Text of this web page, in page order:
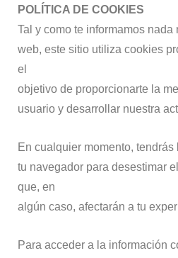
POLÍTICA DE COOKIES
Tal y como te informamos nada
web, este sitio utiliza cookies
el
objetivo de proporcionarte la
usuario y desarrollar nuestra
En cualquier momento,
tu navegador para desestimar
que, en
algún caso, afectarán a tu
Para acceder a la información